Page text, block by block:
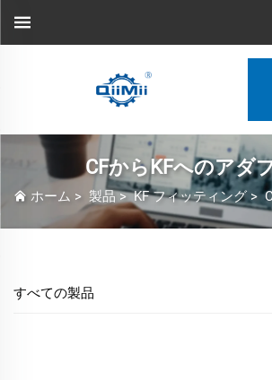
CFからKFへのアダ
ホーム > 製品>KF フィッティング>
すべての製品